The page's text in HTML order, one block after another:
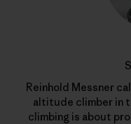
Reinhold Messner
altitude climber in
climbing is about